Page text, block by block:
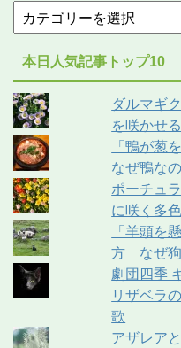
本日人気記事トップ10
ダルマギ
を咲かせ
「鴨が葱
なぜ鴨な
ポーチュ
に咲く多
「羊頭を
方 なぜ狗
劇団四季
リザベラ
歌
アザレア